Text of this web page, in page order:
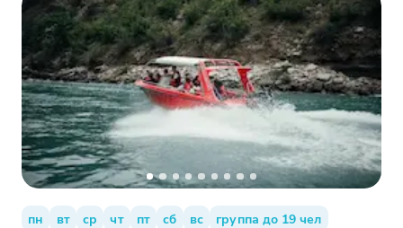
пн вт ср чт пт сб вс
группа до 19 чел